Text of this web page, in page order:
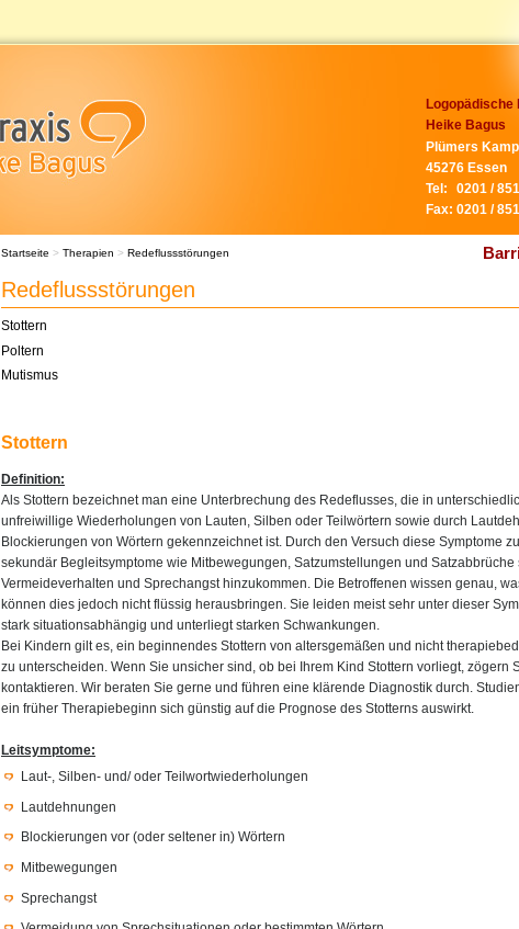
Logopädische
Heike Bagus
Plümers
45276 Essen
Tel:
0201 /
Fax: 0201 /
Startseite > Therapien > Redeflussstörungen
Redeflussstörungen
Stottern
Poltern
Mutismus
Stottern
Definition:
Als Stottern bezeichnet man eine Unterbrechung des Redeflusses, die in
unfreiwillige Wiederholungen von Lauten, Silben oder Teilwörtern sowie durch
Blockierungen von Wörtern gekennzeichnet ist. Durch den Versuch diese Symptome
sekundär Begleitsymptome wie Mitbewegungen, Satzumstellungen und Satzabbrüche
Vermeideverhalten und Sprechangst hinzukommen. Die Betroffenen wissen genau,
können dies jedoch nicht flüssig herausbringen. Sie leiden meist sehr unter dieser
stark situationsabhängig und unterliegt starken Schwankungen.
Bei Kindern gilt es, ein beginnendes Stottern von altersgemäßen und nicht
zu unterscheiden. Wenn Sie unsicher sind, ob bei Ihrem Kind Stottern vorliegt, zögern
kontaktieren. Wir beraten Sie gerne und führen eine klärende Diagnostik durch.
ein früher Therapiebeginn sich günstig auf die Prognose des Stotterns auswirkt.
Leitsymptome:
Laut-, Silben- und/ oder Teilwortwiederholungen
Lautdehnungen
Blockierungen vor (oder seltener in) Wörtern
Mitbewegungen
Sprechangst